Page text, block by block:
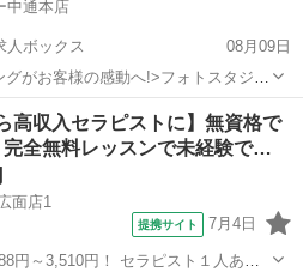
中通本店
人ボックス
08月09日
グがお客様の感動へ!>フォトスタジオ
職種> 美容師 <仕事内容> ブライダ
メイク・着付け・撮影アシスタン
る...
高収入セラピストに】無資格で
完全無料レッスンで未経験で…
面店1
提携サイト 7月4日